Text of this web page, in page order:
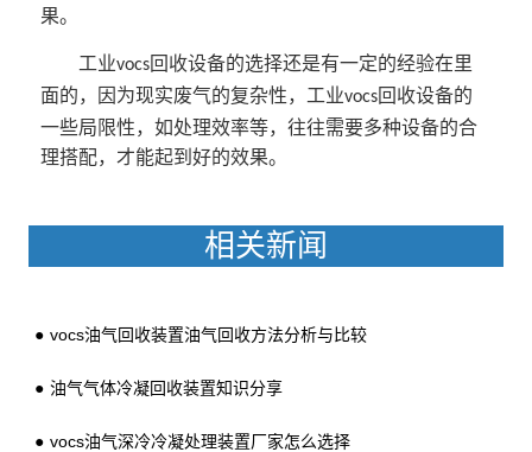
果。
工业vocs回收设备的选择还是有一定的经验在里
面的，因为现实废气的复杂性，工业vocs回收设备的
一些局限性，如处理效率等，往往需要多种设备的合
理搭配，才能起到好的效果。
相关新闻
vocs油气回收装置油气回收方法分析与比较
油气气体冷凝回收装置知识分享
vocs油气深冷冷凝处理装置厂家怎么选择